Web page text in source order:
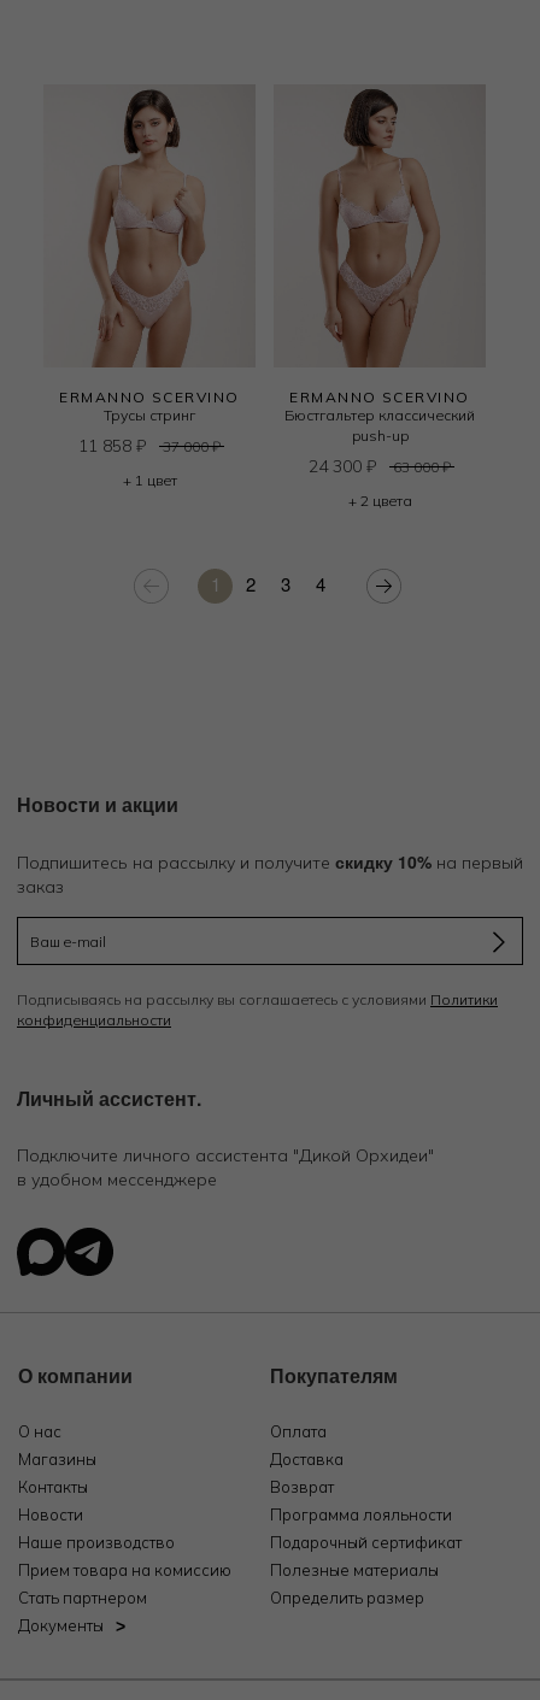
ERMANNO SCERVINO
Трусы стринг
11 858 ₽ 37 000₽
+ 1 цвет
ERMANNO SCERVINO
Бюстгальтер классический
push-up
24 300 ₽ 63 000₽
+ 2 цвета
1 2 3 4
Новости и акции
Подпишитесь на рассылку и получите скидку 10% на первый
заказ
Подписываясь на рассылку вы соглашаетесь с условиями Политики
конфиденциальности
Личный ассистент.
Подключите личного ассистента "Дикой Орхидеи"
в удобном мессенджере
О компании
О нас
Магазины
Контакты
Новости
Наше производство
Прием товара на комиссию
Стать партнером
Документы
Покупателям
Оплата
Доставка
Возврат
Программа лояльности
Подарочный сертификат
Полезные материалы
Определить размер